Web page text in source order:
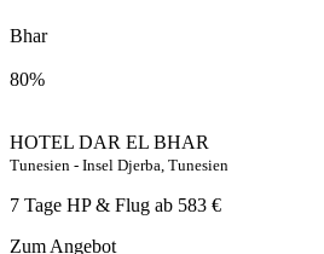
Bhar
80%
HOTEL DAR EL BHAR
Tunesien - Insel Djerba, Tunesien
7 Tage HP & Flug ab 583 €
Zum Angebot